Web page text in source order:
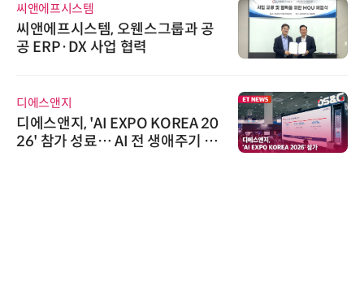
씨앤에프시스템
씨앤에프시스템, 오웬스그룹과 공
공 ERP·DX 사업 협력
디에스앤지
디에스앤지, 'AI EXPO KOREA 20
26' 참가 성료… AI 전 생애주기 아